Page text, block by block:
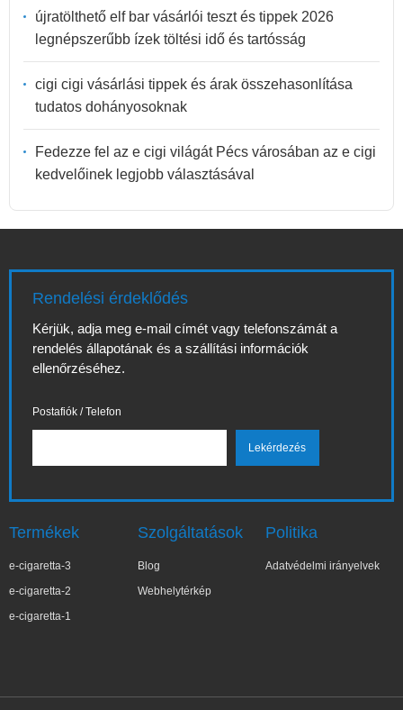
újratölthető elf bar vásárlói teszt és tippek 2026
legnépszerűbb ízek töltési idő és tartósság
cigi cigi vásárlási tippek és árak összehasonlítása
tudatos dohányosoknak
Fedezze fel az e cigi világát Pécs városában az e cigi
kedvelőinek legjobb választásával
Rendelési érdeklődés
Kérjük, adja meg e-mail címét vagy telefonszámát a
rendelés állapotának és a szállítási információk
ellenőrzéséhez.
Postafiók / Telefon
Termékek
e-cigaretta-3
e-cigaretta-2
e-cigaretta-1
Szolgáltatások
Blog
Webhelytérkép
Politika
Adatvédelmi irányelvek